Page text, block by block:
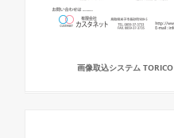
画像取込システム TORICO